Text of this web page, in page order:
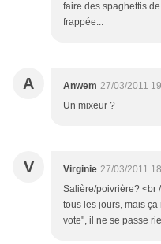
faire des spaghettis
frappée...
A Anwem 27/03/2011
Un mixeur ?
V Virginie 27/03/2011
Salière/poivrière? <br
tous les jours, mais
vote", il ne se passe